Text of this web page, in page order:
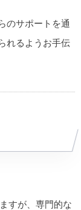
のサポートを通
れるようお手伝
すが、専門的な